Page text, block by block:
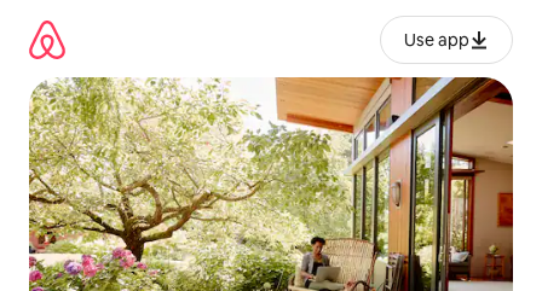
contenido
Use app